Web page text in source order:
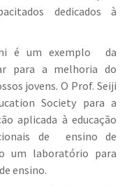
dedicados à
é um exemplo da
para a melhoria do
jovens. O Prof. Seiji
Society para a
aplicada à educação
de ensino de
um laboratório para
ensino.